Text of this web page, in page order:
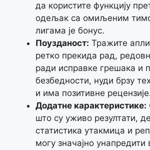
да користите функцију
одељак са омиљеним
лигама је бонус.
Поузданост: Тражите
ретко прекида рад,
ради исправке грешака и
безбедности, нуди брзу
и има позитивне
Додатне карактеристике:
што су уживо резултати,
статистика утакмица и
могу значајно